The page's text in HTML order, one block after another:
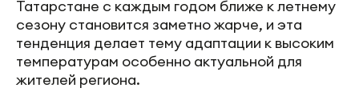
Татарстане с каждым годом ближе к летнему
сезону становится заметно жарче, и эта
тенденция делает тему адаптации к высоким
температурам особенно актуальной для
жителей региона.